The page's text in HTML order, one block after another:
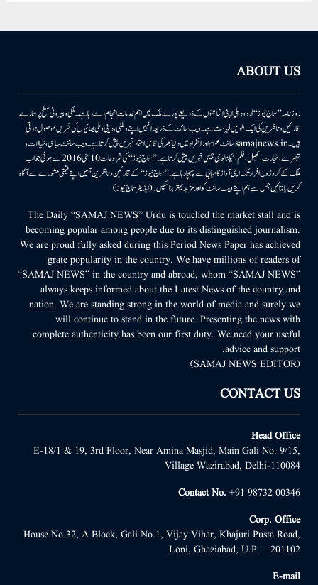
ABOUT US
روزنامہ ’’سماج نیوز‘‘ اُردو دہلی اپنی اشاعتوں کے ذریعے پورے ملک میں اہم خدمات انجام دے رہا ہے۔ ملکی وبیرونی سطح پر ہمارے
قارئین وناظرین کی ایک طویل فہرست ہے۔ ویب سائٹ کے ذریعہ انہیں اپنے وطنی، دینی وملی بھائیوں کی خبریں موصول ہوتی
ہیں۔samajnews.inسائٹ عوام اور انفراد میں دنیا بھر کی قابل اعتماد خبریں پیش کرتا ہے۔ ویب سائٹ سیاسی، خیالات،
تبصرے، تجارت، کھیل، فلم، ٹیکنالوجی جیسی خبریں پیش کرتا ہے۔ ’’سماج نیوز‘‘ کی شروعات 10مئی 2016 سے ہوئی جو اب
ملک کے کروڑوں افراد تک اپنی آواز کامیابی سے پہنچا رہا ہے۔ ’’سماج نیوز‘‘ کے قارئین وناظرین ہمیں اپنے قیمتی مشورے سے آگاہ
کریں یا بتائیں جس سے ہم اپنے ویب سائٹ کو اور مزید بہتر بناسکیں۔ (ایڈیٹر سماج نیوز)
The Daily “SAMAJ NEWS” Urdu is touched the market stall and is
becoming popular among people due to its distinguished journalism.
We are proud fully asked during this Period News Paper has achieved
grate popularity in the country. We have millions of readers of
“SAMAJ NEWS” in the country and abroad, whom “SAMAJ NEWS”
always keeps informed about the Latest News of the country and
nation. We are standing strong in the world of media and surely we
will continue to stand in the future. Presenting the news with
complete authenticity has been our first duty. We need your useful
advice and support.
(SAMAJ NEWS EDITOR)
CONTACT US
Head Office
E-18/1 & 19, 3rd Floor, Near Amina Masjid, Main Gali No. 9/15,
Village Wazirabad, Delhi-110084
Contact No. +91 98732 00346
Corp. Office
House No.32, A Block, Gali No.1, Vijay Vihar, Khajuri Pusta Road,
Loni, Ghaziabad, U.P. – 201102
E-mail